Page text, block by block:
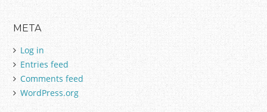
c
h
f
o
r
:
META
Log in
Entries feed
Comments feed
WordPress.org